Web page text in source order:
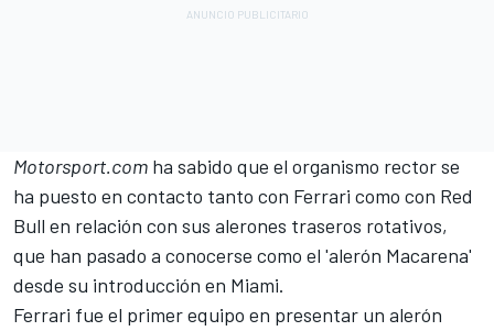
Motorsport.com ha sabido que el organismo rector se
ha puesto en contacto tanto con Ferrari como con Red
Bull en relación con sus alerones traseros rotativos,
que han pasado a conocerse como el 'alerón Macarena'
desde su introducción en Miami.
Ferrari fue el primer equipo en presentar un alerón